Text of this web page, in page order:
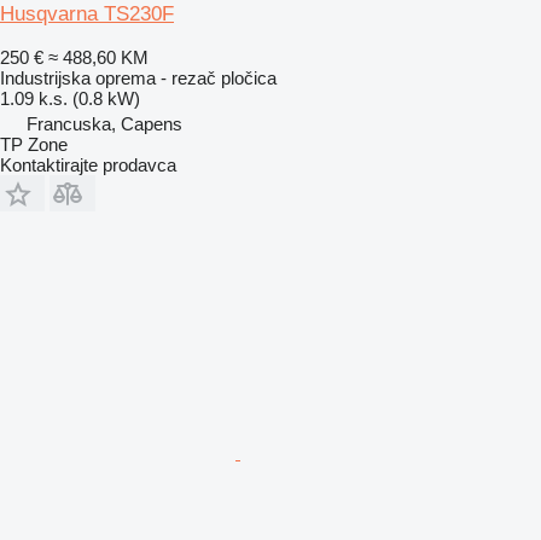
Husqvarna TS230F
250 € ≈ 488,60 KM
Industrijska oprema - rezač pločica
1.09 k.s. (0.8 kW)
Francuska, Capens
TP Zone
Kontaktirajte prodavca